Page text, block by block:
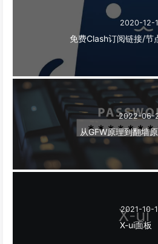
2020-12-
免费Clash订阅链接/节
2022-06-
从GFW原理到翻墙
2021-10-
X-ui面板